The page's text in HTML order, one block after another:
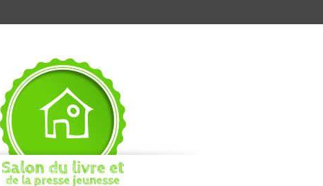
Salon du livre et
de la presse jeunesse